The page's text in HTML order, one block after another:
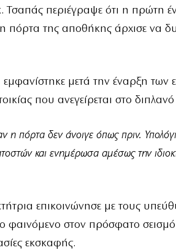
Τσαπάς περιέγραψε ότι η πρώτη
πόρτα της αποθήκης άρχισε να
μετά την έναρξη των
που ανεγείρεται στο
η πόρτα δεν άνοιγε όπως πριν.
και ενημέρωσα αμέσως την
επικοινώνησε με τους
φαινόμενο στον πρόσφατο σεισμό
εκσκαφής.